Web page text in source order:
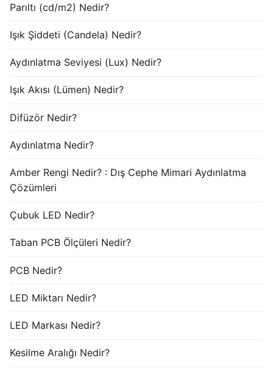
Parıltı (cd/m2) Nedir?
Işık Şiddeti (Candela) Nedir?
Aydınlatma Seviyesi (Lux) Nedir?
Işık Akısı (Lümen) Nedir?
Difüzör Nedir?
Aydınlatma Nedir?
Amber Rengi Nedir? : Dış Cephe Mimari Aydınlatma
Çözümleri
Çubuk LED Nedir?
Taban PCB Ölçüleri Nedir?
PCB Nedir?
LED Miktarı Nedir?
LED Markası Nedir?
Kesilme Aralığı Nedir?